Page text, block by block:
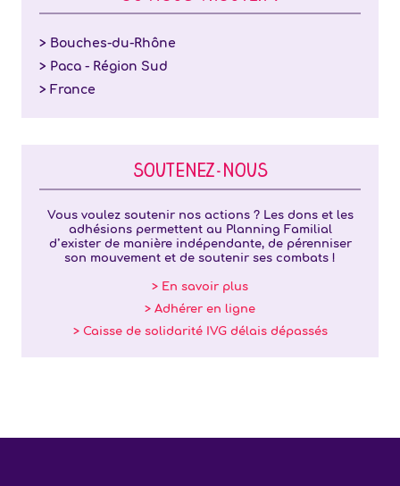
> Bouches-du-Rhône
> Paca - Région Sud
> France
SOUTENEZ-NOUS
Vous voulez soutenir nos actions ? Les dons et les
adhésions permettent au Planning Familial
d’exister de manière indépendante, de pérenniser
son mouvement et de soutenir ses combats !
> En savoir plus
> Adhérer en ligne
> Caisse de solidarité IVG délais dépassés